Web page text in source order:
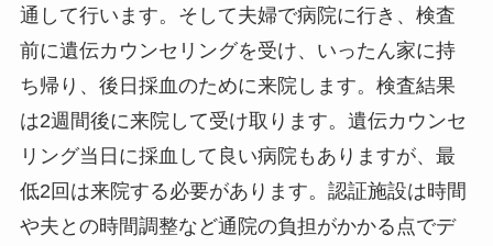
通して行います。そして夫婦で病院に行き、検査
前に遺伝カウンセリングを受け、いったん家に持
ち帰り、後日採血のために来院します。検査結果
は2週間後に来院して受け取ります。遺伝カウンセ
リング当日に採血して良い病院もありますが、最
低2回は来院する必要があります。認証施設は時間
や夫との時間調整など通院の負担がかかる点でデ